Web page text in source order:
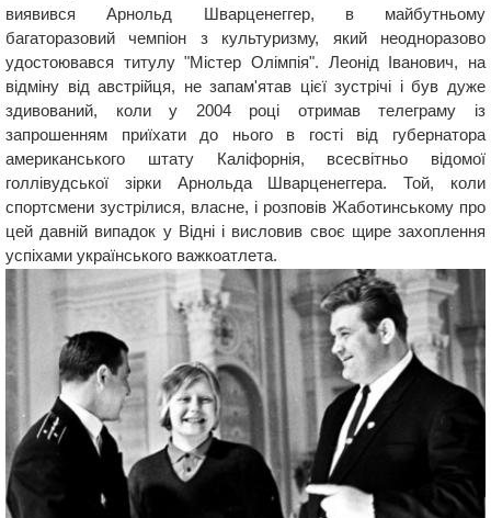
виявився Арнольд Шварценеггер, в майбутньому
багаторазовий чемпіон з культуризму, який неодноразово
удостоювався титулу "Містер Олімпія". Леонід Іванович, на
відміну від австрійця, не запам'ятав цієї зустрічі і був дуже
здивований, коли у 2004 році отримав телеграму із
запрошенням приїхати до нього в гості від губернатора
американського штату Каліфорнія, всесвітньо відомої
голлівудської зірки Арнольда Шварценеггера. Той, коли
спортсмени зустрілися, власне, і розповів Жаботинському про
цей давній випадок у Відні і висловив своє щире захоплення
успіхами українського важкоатлета.